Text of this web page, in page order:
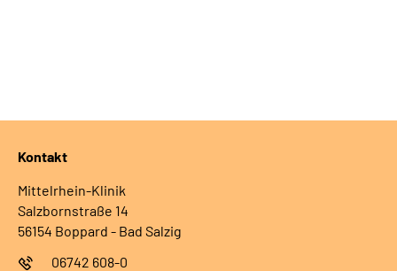
Kontakt
Mittelrhein-Klinik
Salzbornstraße 14
56154 Boppard - Bad Salzig
06742 608-0